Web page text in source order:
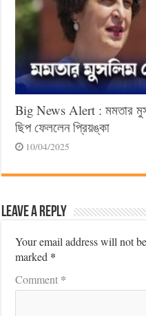
Big News Alert : মমতার
ছিপ ফেললেন প্রিয়ঙ্কা
10/04/2025
Leave a Reply
Your email address will not
marked *
Comment *